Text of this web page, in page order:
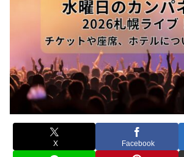
X Facebook